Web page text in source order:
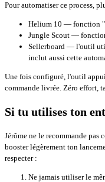
Pour automatiser ce process,
Helium 10 — fonction
Jungle Scout —
Sellerboard — l'outil
inclut aussi cette
Une fois configuré, l'outil
commande livrée. Zéro effort,
Si tu utilises ton
Jérôme ne le recommande
booster légèrement ton
respecter :
Ne jamais utiliser le